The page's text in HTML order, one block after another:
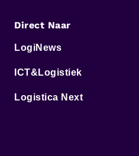
Direct Naar
LogiNews
ICT&Logistiek
Logistica Next